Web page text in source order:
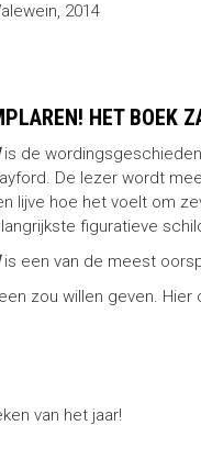
2014
HET BOEK
is de
De lezer wordt
lijve hoe het voelt om
figuratieve
is een van de meest
zou willen geven.
van het jaar!